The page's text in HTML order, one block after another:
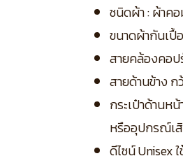
ชนิดผ้า : ผ้าค
ขนาดผ้ากันเปื้
สายคล้องคอป
สายด้านข้าง ก
กระเป๋าด้านห
หรืออุปกรณ์เ
ดีไซน์ Unisex